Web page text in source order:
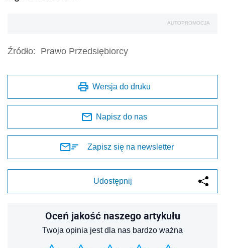
AUTOPROMOCJA
Źródło: Prawo Przedsiębiorcy
Wersja do druku
Napisz do nas
Zapisz się na newsletter
Udostępnij
Oceń jakość naszego artykułu
Twoja opinia jest dla nas bardzo ważna